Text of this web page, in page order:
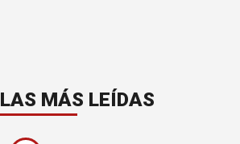
LAS MÁS LEÍDAS